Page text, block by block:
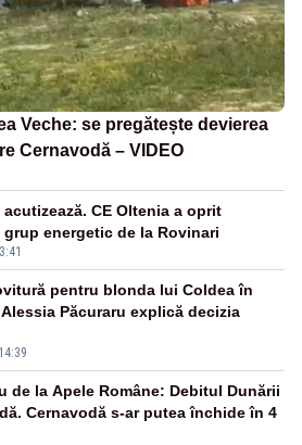
Veche: se pregătește devierea
Cernavodă – VIDEO
CE Oltenia a oprit
energetic de la Rovinari
pentru blonda lui Coldea în
Păcuraru explică decizia
de la Apele Române: Debitul Dunării
Cernavodă s-ar putea închide în 4